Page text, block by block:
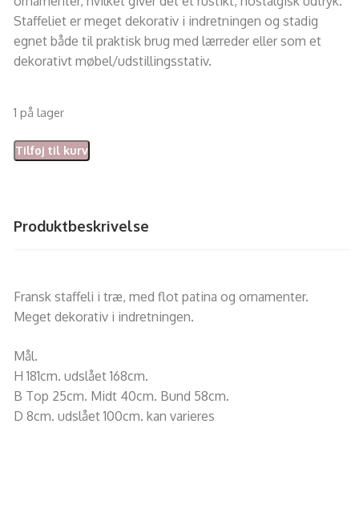
Staffeliet er meget dekorativ i indretningen og stadig
egnet både til praktisk brug med lærreder eller som et
dekorativt møbel/udstillingsstativ.
1 på lager
Tilføj til kurv
Produktbeskrivelse
Fransk staffeli i træ, med flot patina og ornamenter.
Meget dekorativ i indretningen.
Mål.
H 181cm. udslået 168cm.
B Top 25cm. Midt 40cm. Bund 58cm.
D 8cm. udslået 100cm. kan varieres